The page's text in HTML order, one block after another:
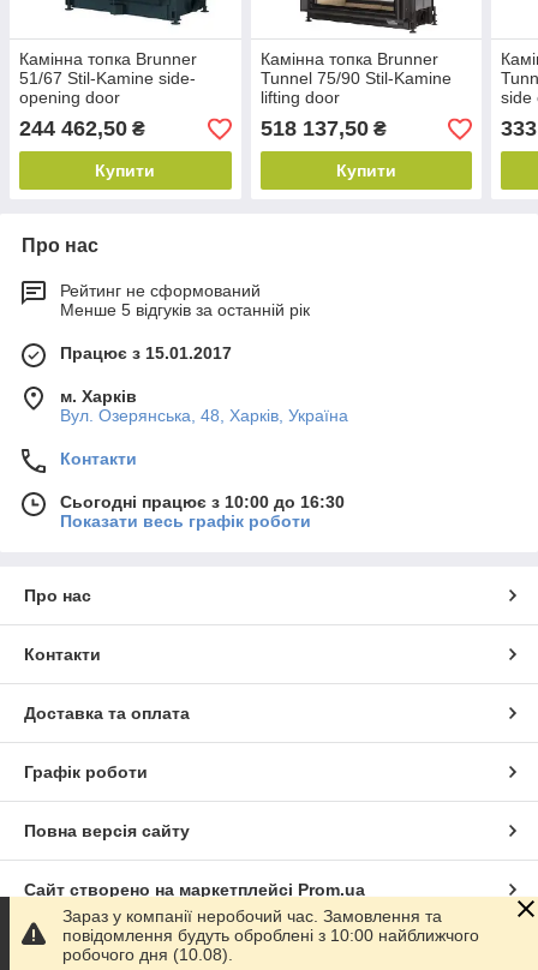
Камінна топка Brunner
51/67 Stil-Kamine side-
opening door
244 462,50 ₴
Купити
Камінна топка Brunner
Tunnel 75/90 Stil-Kamine
lifting door
518 137,50₴
Купити
side
Про нас
Рейтинг не сформований
Менше 5 відгуків за останній рік
Працює з 15.01.2017
м. Харків
Вул. Озерянська, 48, Харків, Україна
Контакти
Сьогодні працює з 10:00 до 16:30
Показати весь графік роботи
Про нас
Контакти
Доставка та оплата
Графік роботи
Повна версія сайту
Сайт створено на маркетплейсі Prom.ua
Політика конфіденційності
Зараз у компанії неробочий час. Замовлення та
повідомлення будуть оброблені з 10:00 найближчого
робочого дня (10.08).